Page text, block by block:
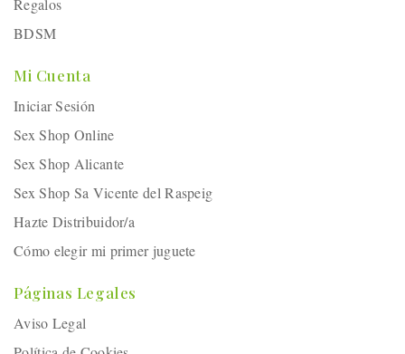
Regalos
BDSM
Mi Cuenta
Iniciar Sesión
Sex Shop Online
Sex Shop Alicante
Sex Shop Sa Vicente del Raspeig
Hazte Distribuidor/a
Cómo elegir mi primer juguete
Páginas Legales
Aviso Legal